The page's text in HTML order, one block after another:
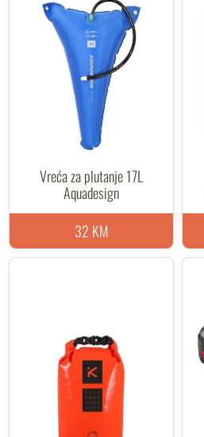
Vreća za plutanje 17L
Aquadesign
32 KM